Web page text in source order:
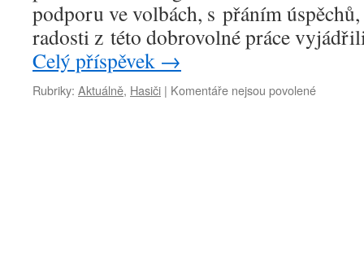
podporu ve volbách, s přáním
radosti z této dobrovolné práce
Celý příspěvek →
Rubriky: Aktuálně, Hasiči | Komentáře nejsou povolenéu